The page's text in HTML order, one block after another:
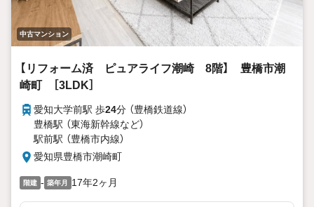
中古マンション
【リフォーム済 ピュアライフ潮崎 8階】 豊橋市潮
崎町 ［3LDK］
愛知大学前駅 歩24分 （豊橋鉄道線）
豊橋駅 （東海新幹線など）
駅前駅 （豊橋市内線）
愛知県豊橋市潮崎町
階建 - 築年月 17年2ヶ月